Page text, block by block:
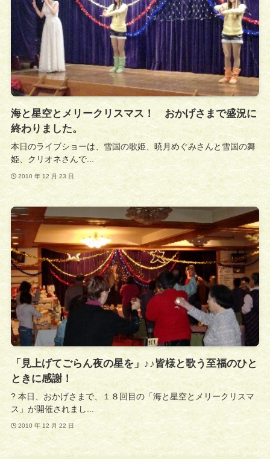
海と星空とメリークリスマス！ おかげさまで盛況に
終わりました。
本日のライブショーは、雪国の歌姫、暁月めぐみさんと雪国の舞
姫、クリオネさんで...
2010 年 12 月 23 日
「見上げてごらん夜の星を」♪♪皆様と歌う至福のひと
ときに感謝！
? 本日、おかげさまで、１８回目の「海と星空とメリークリスマ
ス」が開催されまし...
2010 年 12 月 22 日